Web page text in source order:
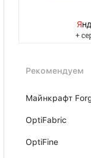
Рекомендуем
Майнкрафт
OptiFabric
OptiFine